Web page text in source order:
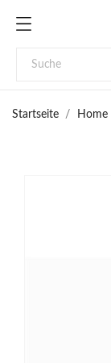
Startseite Home